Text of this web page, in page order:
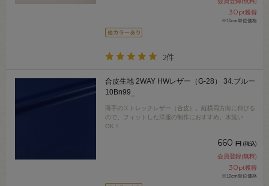
30pt獲得
※10cm単位価格
2件
合皮生地 2WAY HWレザー（G-28） 34.ブルー
10Bn99_
薄手のストレッチレザー（合皮）。縦横両方向に伸びる
ので、フィットした洋服の制作におすすめ。水洗い
OK！
660 円 (税込)
会員登録(無料)
30pt獲得
※10cm単位価格